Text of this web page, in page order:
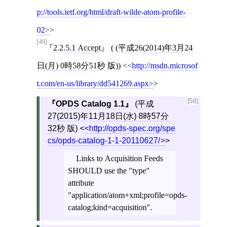
p://tools.ietf.org/html/draft-wilde-atom-profile-
02 >
[49]
2.2.5.1 Accept ( (平成26(2014)年3月24
日(月) 0時58分51秒 版)) < http://msdn.microsof
t.com/en-us/library/dd541269.aspx >
[50]
OPDS Catalog 1.1 (平成
27(2015)年11月18日(水) 8時57分
32秒版) < http://opds-spec.org/spe
cs/opds-catalog-1-1-20110627/ >
Links to Acquisition Feeds
SHOULD use the "type"
attribute
"application/atom+xml;profile=opds-
catalog;kind=acquisition".